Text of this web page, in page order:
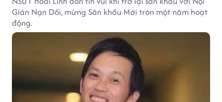
Gián Nạn Dối, mừng Sân khấu Mới tròn một năm hoạt
động.